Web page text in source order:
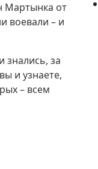
Мартынка от
воевали – и
знались, за
и узнаете,
– всем